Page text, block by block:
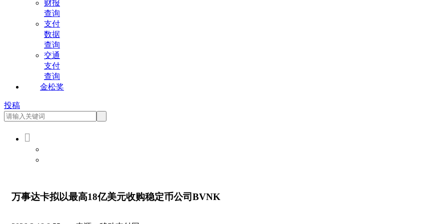
财报
查询
支付
数据
查询
交通
支付
查询
金松奖
投稿

万事达卡拟以最高18亿美元收购稳定币公司BVNK